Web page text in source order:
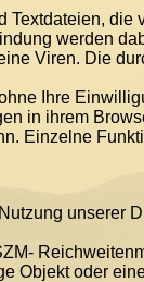
Textdateien,
werden
Viren. Die
Ihre
in ihrem
Einzelne
unserer
Objekt oder